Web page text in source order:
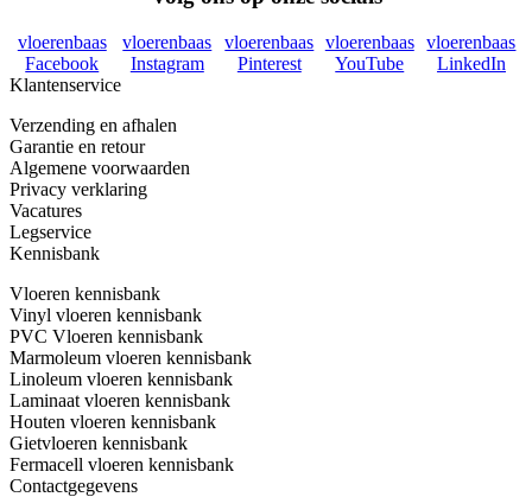
vloerenbaas
Facebook
vloerenbaas
Instagram
vloerenbaas
Pinterest
vloerenbaas
YouTube
vloerenbaas
LinkedIn
Klantenservice
Verzending en afhalen
Garantie en retour
Algemene voorwaarden
Privacy verklaring
Vacatures
Legservice
Kennisbank
Vloeren kennisbank
Vinyl vloeren kennisbank
PVC Vloeren kennisbank
Marmoleum vloeren kennisbank
Linoleum vloeren kennisbank
Laminaat vloeren kennisbank
Houten vloeren kennisbank
Gietvloeren kennisbank
Fermacell vloeren kennisbank
Contactgegevens